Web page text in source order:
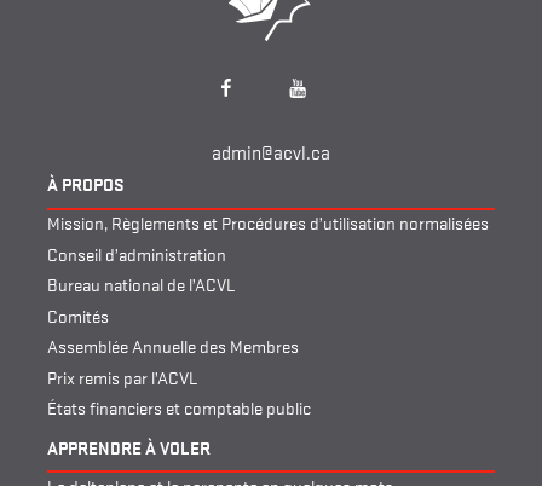
Facebook YouTube
admin@acvl.ca
À PROPOS
Mission, Règlements et Procédures d’utilisation normalisées
Conseil d’administration
Bureau national de l’ACVL
Comités
Assemblée Annuelle des Membres
Prix remis par l’ACVL
États financiers et comptable public
APPRENDRE À VOLER